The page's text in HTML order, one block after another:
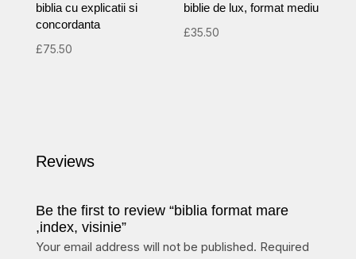
biblia cu explicatii si
concordanta
£75.50
biblie de lux, format mediu
£35.50
Reviews
Be the first to review “biblia format mare
,index, visinie”
Your email address will not be published. Required